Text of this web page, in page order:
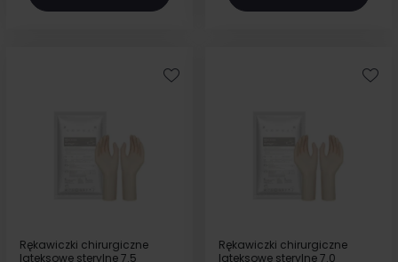
Rękawiczki chirurgiczne
lateksowe sterylne 7.5
Rękawiczki chirurgiczne
lateksowe sterylne 7.0